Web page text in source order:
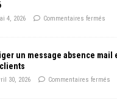
4, 2026 Commentaires fermés
un message absence mail
30, 2026 Commentaires fermés